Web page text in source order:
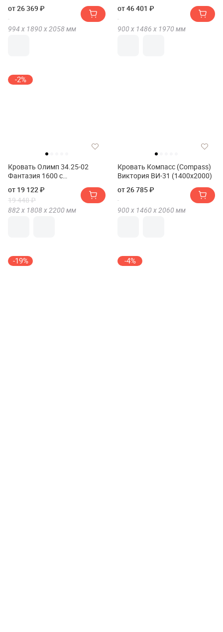
от 26 369 ₽
994 х 1890 х2058мм
от 46 401 ₽
900 х 1486 х 1970 мм
-2%
Кровать Олимп 34.25-02
Фантазия 1600 с
от 19 122 ₽
19 448 ₽
882 х 1808 х2200 мм
Кровать Компасс (Compass)
Виктория ВИ-31 (1400x2000)
от 26 785 ₽
900 х 1460 х2060 мм
-19% -4%